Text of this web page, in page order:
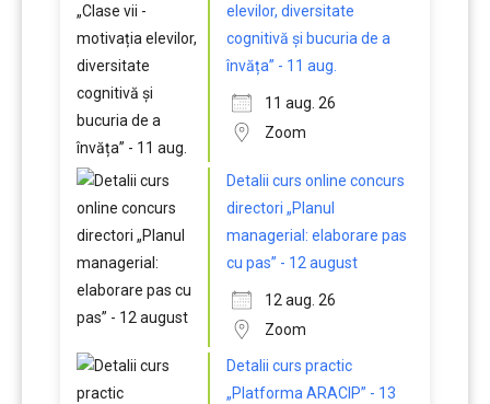
elevilor, diversitate
cognitivă și bucuria de a
învăța” - 11 aug.
11 aug. 26
Zoom
Detalii curs online concurs
directori „Planul
managerial: elaborare pas
cu pas” - 12 august
12 aug. 26
Zoom
Detalii curs practic
„Platforma ARACIP” - 13